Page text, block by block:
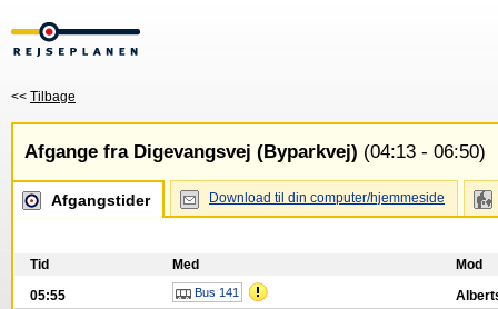
<< Tilbage
Afgange fra Digevangsvej (Byparkvej) (04:13 - 06:50)
Afgangstider Download til din computer/hjemmeside
Tid Med
Mod
05:55
Bus 141